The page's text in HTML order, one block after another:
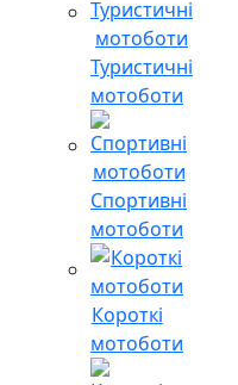
Туристичні
мотоботи
Спортивні
мотоботи
Короткі
мотоботи